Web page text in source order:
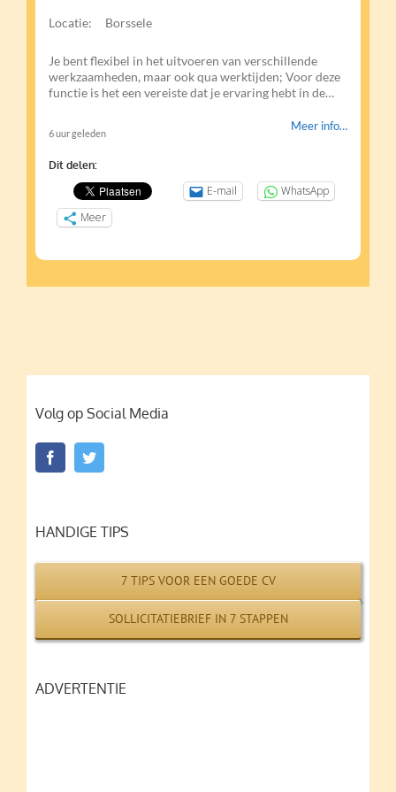
Locatie: Borssele
Je bent flexibel in het uitvoeren van verschillende
werkzaamheden, maar ook qua werktijden; Voor deze
functie is het een vereiste dat je ervaring hebt in de…
Meer info…
6 uur geleden
Dit delen:
E-mail
WhatsApp
Meer
Volg op Social Media
HANDIGE TIPS
7 TIPS VOOR EEN GOEDE CV
SOLLICITATIEBRIEF IN 7 STAPPEN
ADVERTENTIE